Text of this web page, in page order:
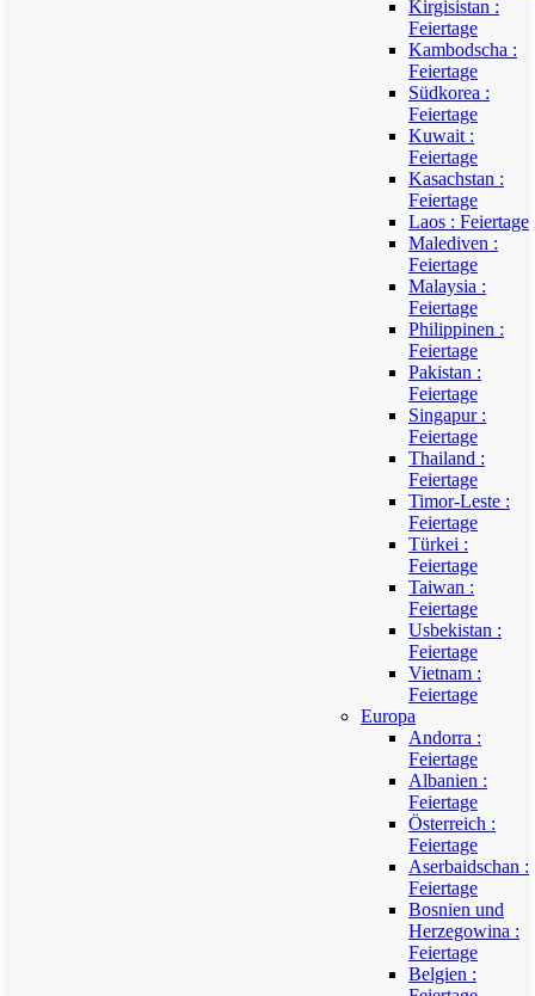
Kirgisistan :
Feiertage
Kambodscha :
Feiertage
Südkorea :
Feiertage
Kuwait :
Feiertage
Kasachstan :
Feiertage
Laos : Feiertage
Malediven :
Feiertage
Malaysia :
Feiertage
Philippinen :
Feiertage
Pakistan :
Feiertage
Singapur :
Feiertage
Thailand :
Feiertage
Timor-Leste :
Feiertage
Türkei :
Feiertage
Taiwan :
Feiertage
Usbekistan :
Feiertage
Vietnam :
Feiertage
Europa
Andorra :
Feiertage
Albanien :
Feiertage
Österreich :
Feiertage
Aserbaidschan :
Feiertage
Bosnien und
Herzegowina :
Feiertage
Belgien :